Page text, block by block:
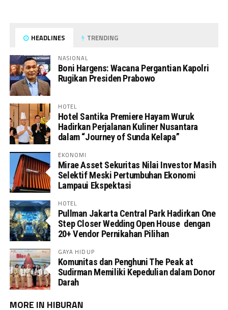
HEADLINES TRENDING
NASIONAL
Boni Hargens: Wacana Pergantian Kapolri
Rugikan Presiden Prabowo
HOTEL
Hotel Santika Premiere Hayam Wuruk
Hadirkan Perjalanan Kuliner Nusantara
dalam “Journey of Sunda Kelapa”
EKONOMI
Mirae Asset Sekuritas Nilai Investor Masih
Selektif Meski Pertumbuhan Ekonomi
Lampaui Ekspektasi
HOTEL
Pullman Jakarta Central Park Hadirkan One
Step Closer Wedding Open House dengan
20+ Vendor Pernikahan Pilihan
GAYA HIDUP
Komunitas dan Penghuni The Peak at
Sudirman Memiliki Kepedulian dalam Donor
Darah
MORE IN HIBURAN